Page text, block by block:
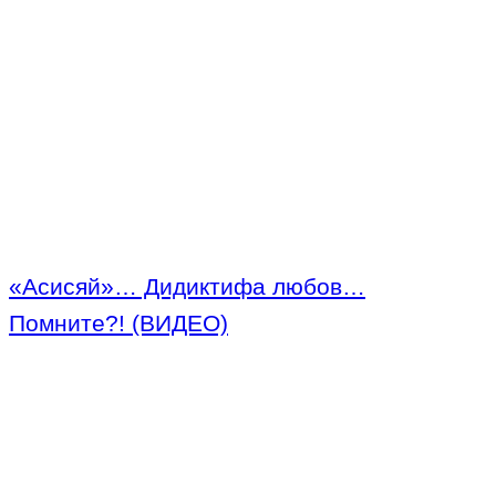
«Асисяй»… Дидиктифа любов…
Помните?! (ВИДЕО)